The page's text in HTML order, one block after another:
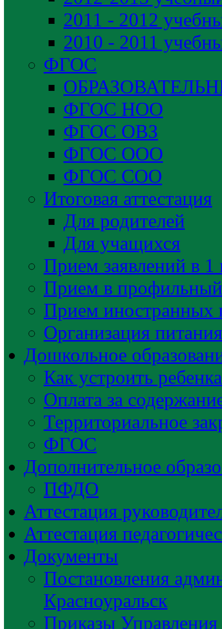
2011 - 2012
2010 - 2011
ФГОС
ФГОС НОО
ФГОС ОВЗ
ФГОС ООО
ФГОС СОО
Итоговая аттестация
Для родителей
Для учащихся
Прием заявлений в 1
Прием в
Прием иностранных
Организация
Дошкольное
Как устроить
Оплата за
Территориальное
ФГОС
Дополнительное
ПФДО
Аттестация
Аттестация
Документы
Постановления
Красноуральск
Приказы Управления